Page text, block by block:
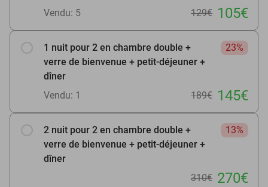
Vendu: 5 129€ 105€
1 nuit pour 2 en chambre double +
verre de bienvenue + petit-déjeuner +
dîner
23%
Vendu: 1 189€ 145€
2 nuit pour 2 en chambre double +
verre de bienvenue + petit-déjeuner +
dîner
13%
310€ 270€